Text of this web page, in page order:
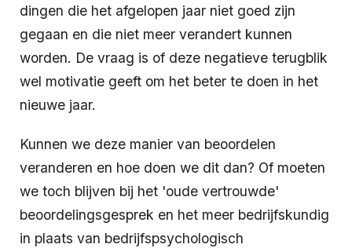
dingen die het afgelopen jaar niet goed zijn
gegaan en die niet meer verandert kunnen
worden. De vraag is of deze negatieve terugblik
wel motivatie geeft om het beter te doen in het
nieuwe jaar.
Kunnen we deze manier van beoordelen
veranderen en hoe doen we dit dan? Of moeten
we toch blijven bij het 'oude vertrouwde'
beoordelingsgesprek en het meer bedrijfskundig
in plaats van bedrijfspsychologisch